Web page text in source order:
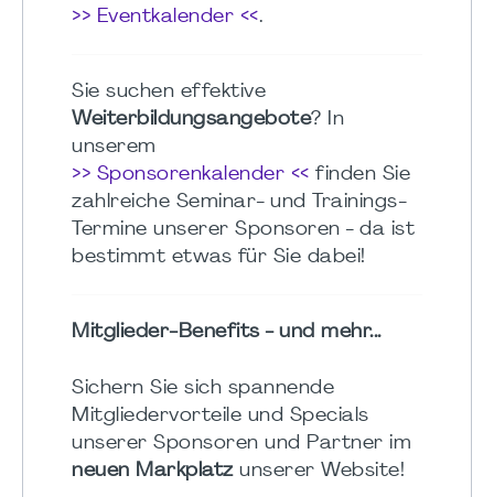
>> Eventkalender <<.
Sie suchen effektive
Weiterbildungsangebote? In
unserem
>> Sponsorenkalender << finden Sie
zahlreiche Seminar- und Trainings-
Termine unserer Sponsoren - da ist
bestimmt etwas für Sie dabei!
Mitglieder-Benefits - und mehr...
Sichern Sie sich spannende
Mitgliedervorteile und Specials
unserer Sponsoren und Partner im
neuen Markplatzunserer Website!